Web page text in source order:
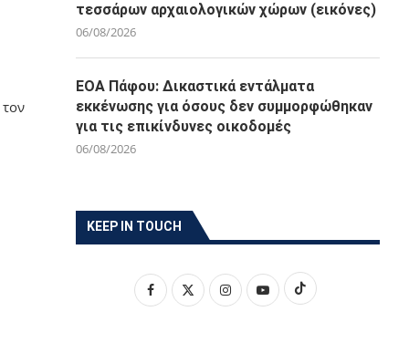
τεσσάρων αρχαιολογικών χώρων (εικόνες)
06/08/2026
ΕΟΑ Πάφου: Δικαστικά εντάλματα
εκκένωσης για όσους δεν συμμορφώθηκαν
για τις επικίνδυνες οικοδομές
06/08/2026
KEEP IN TOUCH